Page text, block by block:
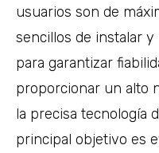
usuarios son de
sencillos de instalar y
para garantizar
proporcionar un alto
la precisa tecnología
principal objetivo es